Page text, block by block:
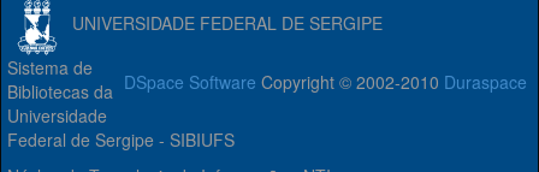
UNIVERSIDADE FEDERAL DE SERGIPE
DSpace Software Copyright © 2002-2010 Duraspace
Sistema de
Bibliotecas da
Universidade
Federal de Sergipe - SIBIUFS